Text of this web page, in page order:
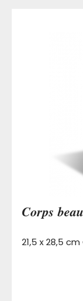
Corps
21,5 x 28,5